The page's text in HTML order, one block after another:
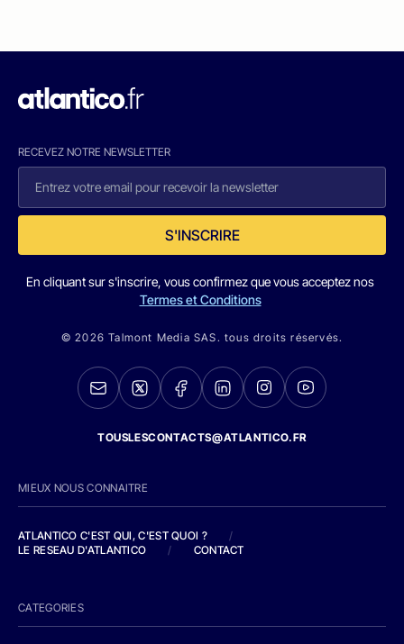
RECEVEZ NOTRE NEWSLETTER
S'INSCRIRE
En cliquant sur s'inscrire, vous confirmez que vous acceptez nos
Termes et Conditions
© 2026 Talmont Media SAS. tous droits réservés.
TOUSLESCONTACTS@ATLANTICO.FR
MIEUX NOUS CONNAITRE
ATLANTICO C'EST QUI, C'EST QUOI ?
/
LE RESEAU D'ATLANTICO
/ CONTACT
CATEGORIES